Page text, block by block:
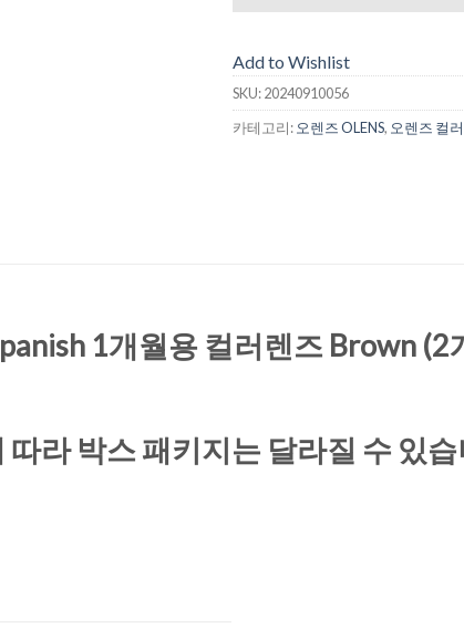
Add to Wishlist
SKU:20240910056
카테고리:오렌즈 OLENS, 오렌즈 컬
1개월용 컬러렌즈 Brown (2
따라 박스 패키지는 달라질 수 있